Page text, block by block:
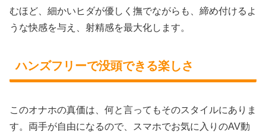
むほど、細かいヒダが優しく撫でながらも、締め付けるよ
うな快感を与え、射精感を最大化します。
ハンズフリーで没頭できる楽しさ
このオナホの真価は、何と言ってもそのスタイルにありま
す。両手が自由になるので、スマホでお気に入りのAV動